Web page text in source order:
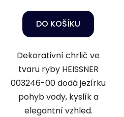
DO KOŠÍKU
Dekorativní chrlič ve
tvaru ryby HEISSNER
003246-00 dodá jezírku
pohyb vody, kyslík a
elegantní vzhled.